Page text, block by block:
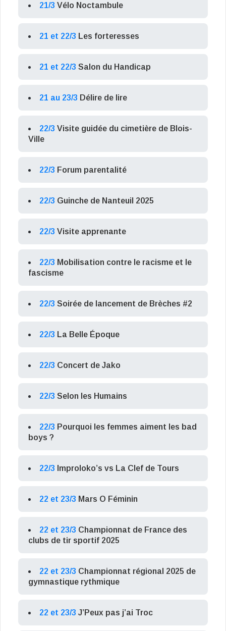
21/3 Vélo Noctambule
21 et 22/3 Les forteresses
21 et 22/3 Salon du Handicap
21 au 23/3 Délire de lire
22/3 Visite guidée du cimetière de Blois-
Ville
22/3 Forum parentalité
22/3 Guinche de Nanteuil 2025
22/3 Visite apprenante
22/3 Mobilisation contre le racisme et le
fascisme
22/3 Soirée de lancement de Brèches #2
22/3 La Belle Époque
22/3 Concert de Jako
22/3 Selon les Humains
22/3 Pourquoi les femmes aiment les bad
boys ?
22/3 Improloko’s vs La Clef de Tours
22 et 23/3 Mars O Féminin
22 et 23/3 Championnat de France des
clubs de tir sportif 2025
22 et 23/3 Championnat régional 2025 de
gymnastique rythmique
22 et 23/3 J’Peux pas j’ai Troc